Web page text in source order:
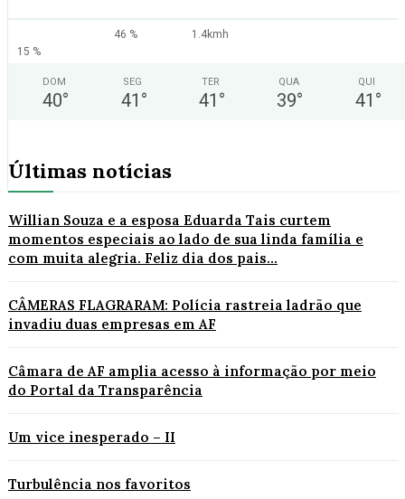
46 %
1.4kmh
15 %
DOM
40°
SEG
41 °
TER
41 °
QUA
39°
QUI
41 °
Últimas notícias
Willian Souza e a esposa Eduarda Tais curtem
momentos especiais ao lado de sua linda família e
com muita alegria. Feliz dia dos pais...
CÂMERAS FLAGRARAM: Polícia rastreia ladrão que
invadiu duas empresas em AF
Câmara de AF amplia acesso à informação por meio
do Portal da Transparência
Um vice inesperado – II
Turbulência nos favoritos